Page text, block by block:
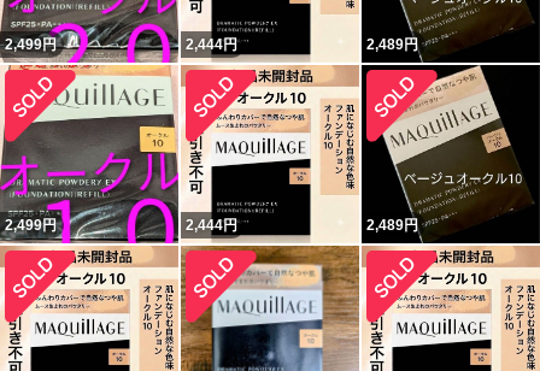
2,499円 2,444円 2,489円
2,499円 2,444円 2,489円